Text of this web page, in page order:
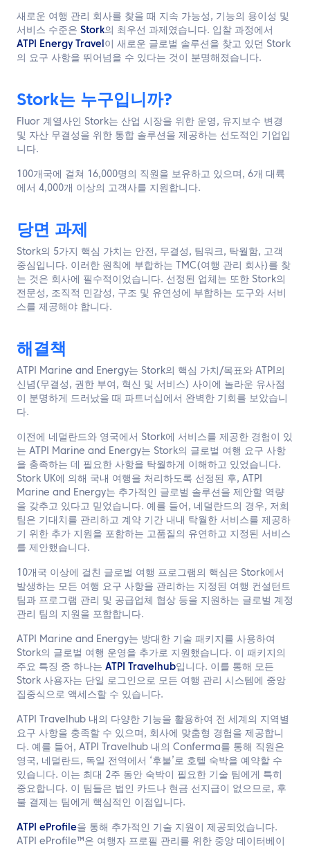
새로운 여행 관리 회사를 찾을 때 지속 가능성, 기능의 용이성 및
서비스 수준은 Stork의 최우선 과제였습니다. 입찰 과정에서
ATPI Energy Travel 이 새로운 글로벌 솔루션을 찾고 있던 Stork
의 요구 사항을 뛰어넘을 수 있다는 것이 분명해졌습니다.
Stork는 누구입니까?
Fluor 계열사인 Stork는 산업 시장을 위한 운영, 유지보수 변경
및 자산 무결성을 위한 통합 솔루션을 제공하는 선도적인 기업입
니다.
100개국에 걸쳐 16,000명의 직원을 보유하고 있으며, 6개 대륙
에서 4,000개 이상의 고객사를 지원합니다.
당면 과제
Stork의 5가지 핵심 가치는 안전, 무결성, 팀워크, 탁월함, 고객
중심입니다. 이러한 원칙에 부합하는 TMC(여행 관리 회사)를 찾
는 것은 회사에 필수적이었습니다. 선정된 업체는 또한 Stork의
전문성, 조직적 민감성, 구조 및 유연성에 부합하는 도구와 서비
스를 제공해야 합니다.
해결책
ATPI Marine and Energy는 Stork의 핵심 가치/목표와 ATPI의
신념(무결성, 권한 부여, 혁신 및 서비스) 사이에 놀라운 유사점
이 분명하게 드러났을 때 파트너십에서 완벽한 기회를 보았습니
다.
이전에 네덜란드와 영국에서 Stork에 서비스를 제공한 경험이 있
는 ATPI Marine and Energy는 Stork의 글로벌 여행 요구 사항
을 충족하는 데 필요한 사항을 탁월하게 이해하고 있었습니다.
Stork UK에 의해 국내 여행을 처리하도록 선정된 후, ATPI
Marine and Energy는 추가적인 글로벌 솔루션을 제안할 역량
을 갖추고 있다고 믿었습니다. 예를 들어, 네덜란드의 경우, 저희
팀은 기대치를 관리하고 계약 기간 내내 탁월한 서비스를 제공하
기 위한 추가 지원을 포함하는 고품질의 유연하고 지정된 서비스
를 제안했습니다.
10개국 이상에 걸친 글로벌 여행 프로그램의 핵심은 Stork에서
발생하는 모든 여행 요구 사항을 관리하는 지정된 여행 컨설턴트
팀과 프로그램 관리 및 공급업체 협상 등을 지원하는 글로벌 계정
관리 팀의 지원을 포함합니다.
ATPI Marine and Energy는 방대한 기술 패키지를 사용하여
Stork의 글로벌 여행 운영을 추가로 지원했습니다. 이 패키지의
주요 특징 중 하나는 ATPI Travelhub입니다. 이를 통해 모든
Stork 사용자는 단일 로그인으로 모든 여행 관리 시스템에 중앙
집중식으로 액세스할 수 있습니다.
ATPI Travelhub 내의 다양한 기능을 활용하여 전 세계의 지역별
요구 사항을 충족할 수 있으며, 회사에 맞춤형 경험을 제공합니
다. 예를 들어, ATPI Travelhub 내의 Conferma를 통해 직원은
영국, 네덜란드, 독일 전역에서 ‘후불’로 호텔 숙박을 예약할 수
있습니다. 이는 최대 2주 동안 숙박이 필요한 기술 팀에게 특히
중요합니다. 이 팀들은 법인 카드나 현금 선지급이 없으므로, 후
불 결제는 팀에게 핵심적인 이점입니다.
ATPI eProfile을 통해 추가적인 기술 지원이 제공되었습니다.
ATPI eProfile™은 여행자 프로필 관리를 위한 중앙 데이터베이